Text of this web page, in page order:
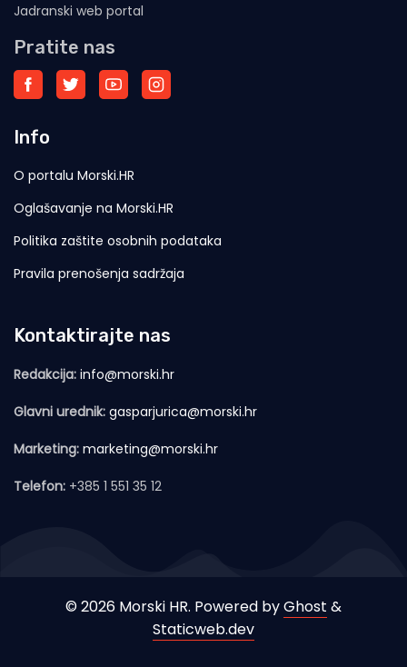
Jadranski web portal
Pratite nas
Info
O portalu Morski.HR
Oglašavanje na Morski.HR
Politika zaštite osobnih podataka
Pravila prenošenja sadržaja
Kontaktirajte nas
Redakcija: info@morski.hr
Glavni urednik: gasparjurica@morski.hr
Marketing: marketing@morski.hr
Telefon: +385 1 551 35 12
© 2026 Morski HR. Powered byGhost &
Staticweb.dev